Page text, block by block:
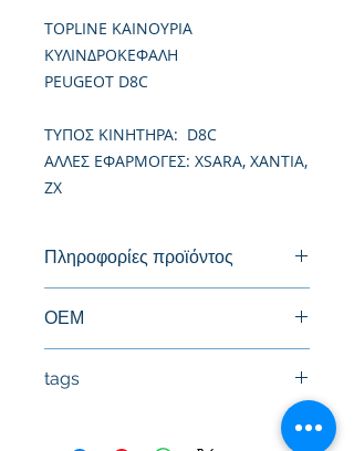
TOPLINE ΚΑΙΝΟΥΡΙΑ
ΚΥΛΙΝΔΡΟΚΕΦΑΛΗ
PEUGEOT D8C
TΥΠΟΣ ΚΙΝΗΤΗΡΑ: D8C
ΑΛΛΕΣ ΕΦΑΡΜΟΓΕΣ: XSARA, XANTIA,
ZX
Πληροφορίες προϊόντος
ΟΕΜ
tags
#Κυλινδροκεφαλή #Κεφαλάρι